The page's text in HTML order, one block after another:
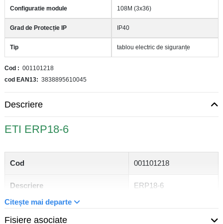
Configuratie module 108M (3x36)
Grad de Protecție IP IP40
Tip tablou electric de siguranțe
Cod
001101218
cod EAN13
3838895610045
Descriere
ETI ERP18-6
Cod 001101218
Descriere ERP18-6
Greutate 11 kg
Citește mai departe
Fisiere asociate